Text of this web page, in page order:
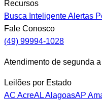
Recursos
Busca InteligenteAlertas
Fale Conosco
(49) 99994-1028
Atendimento de segunda
Leilões por Estado
AC AcreALAlagoasAP